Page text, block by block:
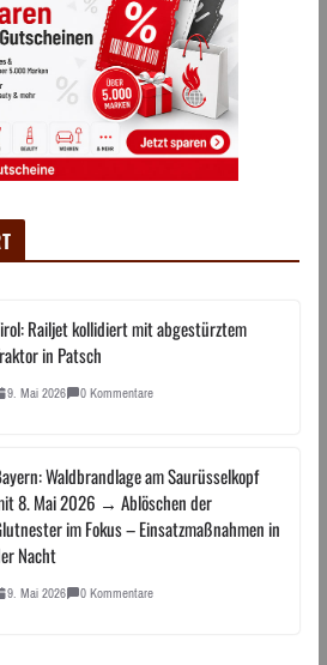
Railjet kollidiert mit abgestürztem
in Patsch
9. Mai 2026 0 Kommentare
Waldbrandlage am Saurüsselkopf
8. Mai 2026 → Ablöschen der
im Fokus – Einsatzmaßnahmen in
Nacht
9. Mai 2026 0 Kommentare